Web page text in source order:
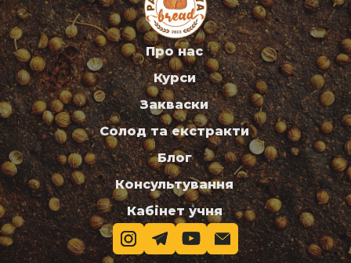
Про нас
Курси
Закваски
Солод та екстракти
Блог
Консультування
Кабінет учня